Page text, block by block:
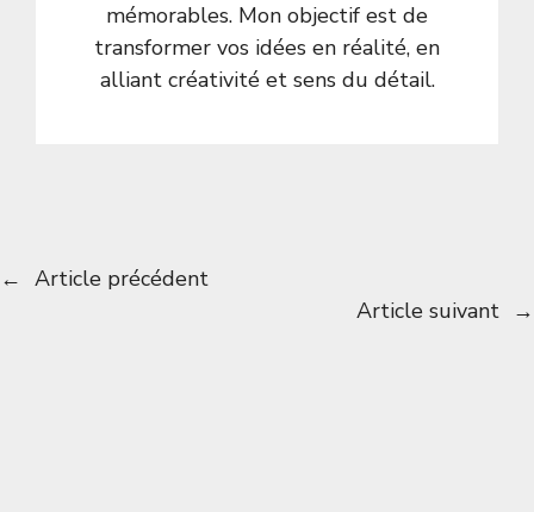
mémorables. Mon objectif est de
transformer vos idées en réalité, en
alliant créativité et sens du détail.
← Article précédent
Article suivant →